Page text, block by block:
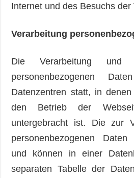
Internet und des Besuchs
Verarbeitung
Die Verarbeitung und
personenbezogenen
Datenzentren statt, in
den Betrieb der
untergebracht ist. Die zur
personenbezogenen
und können in einer
separaten Tabelle der